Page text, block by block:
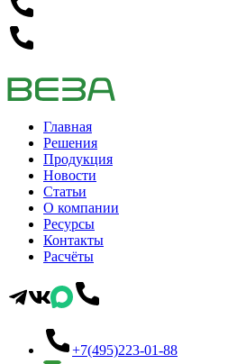
Главная
Решения
Продукция
Новости
Статьи
О компании
Ресурсы
Контакты
Расчёты
+7(495)223-01-88